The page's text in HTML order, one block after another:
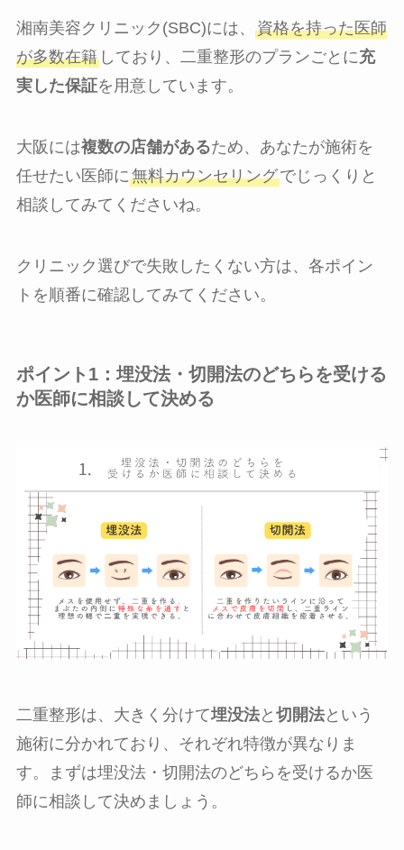
湘南美容クリニック(SBC)には、 資格を持った医師
が多数在籍しており、二重整形のプランごとに充
実した保証を用意しています。
大阪には複数の店舗があるため、あなたが施術を
任せたい医師に無料カウンセリングでじっくりと
相談してみてくださいね。
クリニック選びで失敗したくない方は、各ポイン
トを順番に確認してみてください。
ポイント1：埋没法・切開法のどちらを受ける
か医師に相談して決める
二重整形は、大きく分けて埋没法と 切開法という
施術に分かれており、それぞれ特徴が異なりま
す。まずは埋没法・切開法のどちらを受けるか医
師に相談して決めましょう。